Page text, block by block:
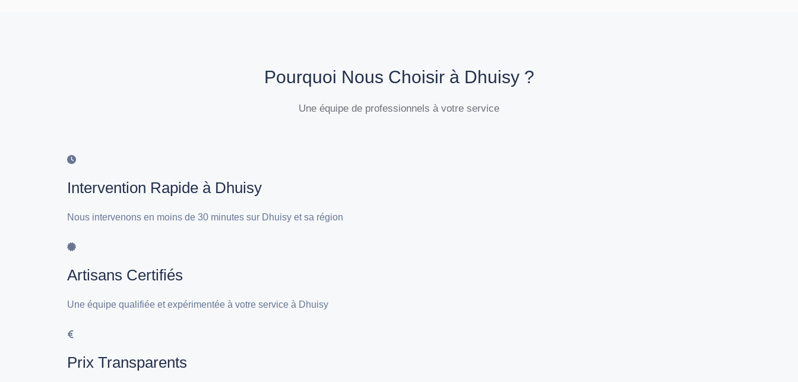
Pourquoi Nous Choisir à Dhuisy ?
Une équipe de professionnels à votre service
Intervention Rapide à Dhuisy
Nous intervenons en moins de 30 minutes sur Dhuisy et sa région
Artisans Certifiés
Une équipe qualifiée et expérimentée à votre service à Dhuisy
Prix Transparents